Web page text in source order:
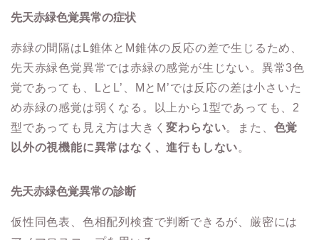
先天赤緑色覚異常の症状
赤緑の間隔はL錐体とM錐体の反応の差で生じるため、
先天赤緑色覚異常では赤緑の感覚が生じない。異常3色
覚であっても、LとL’、MとM’では反応の差は小さいた
め赤緑の感覚は弱くなる。以上から1型であっても、2
型であっても見え方は大きく変わらない。また、 色覚
以外の視機能に異常はなく、進行もしない。
先天赤緑色覚異常の診断
仮性同色表、色相配列検査で判断できるが、厳密には